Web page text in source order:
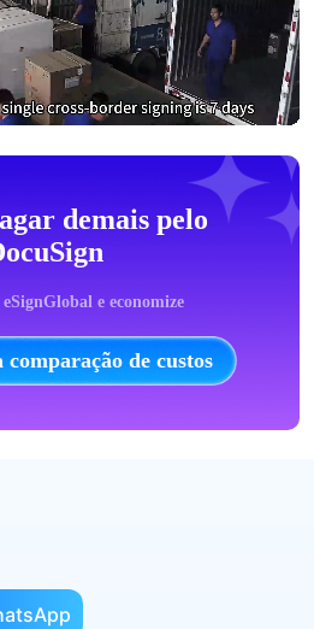
demais pelo
e economize
de custos